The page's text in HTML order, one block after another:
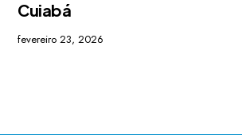
Cuiabá
fevereiro 23, 2026